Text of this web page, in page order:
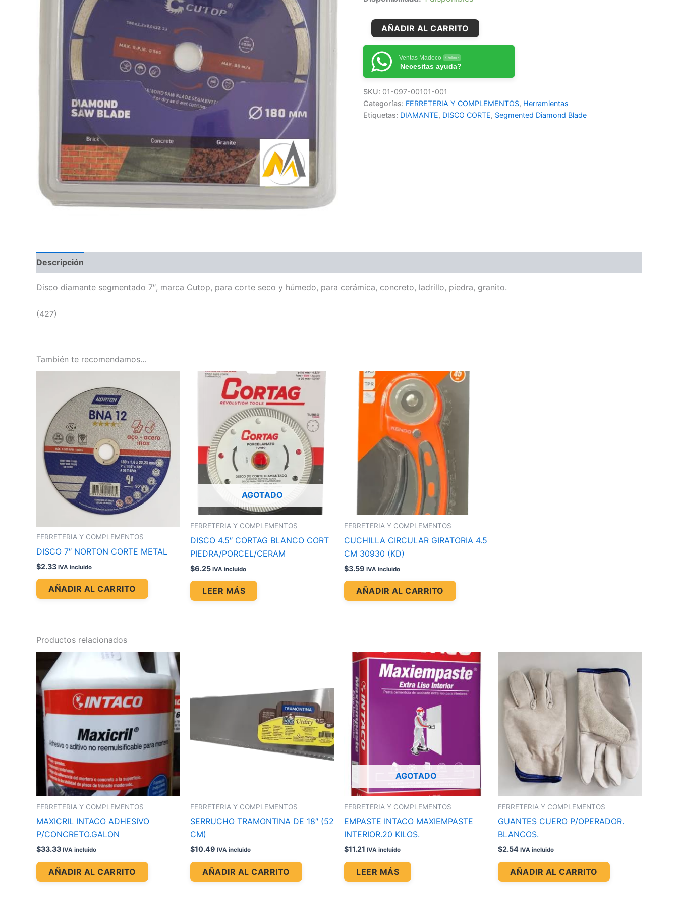
AÑADIR AL CARRITO
Ventas Madeco Online
Necesitas ayuda?
SKU: 01-097-00101-001
Categorías: FERRETERIA Y COMPLEMENTOS, Herramientas
Etiquetas: DIAMANTE, DISCO CORTE, Segmented Diamond Blade
Descripción
Disco diamante segmentado 7″, marca Cutop, para corte seco y húmedo, para cerámica, concreto, ladrillo, piedra, granito.
(427)
También te recomendamos…
FERRETERIA Y COMPLEMENTOS
DISCO 7″ NORTON CORTE METAL
$2.33 IVA incluido
AÑADIR AL CARRITO
AGOTADO
FERRETERIA Y COMPLEMENTOS
DISCO 4.5″ CORTAG BLANCO CORT
PIEDRA/PORCEL/CERAM
$6.25 IVA incluido
LEER MÁS
FERRETERIA Y COMPLEMENTOS
CUCHILLA CIRCULAR GIRATORIA 4.5
CM 30930 (KD)
$3.59 IVA incluido
AÑADIR AL CARRITO
Productos relacionados
FERRETERIA Y COMPLEMENTOS
MAXICRIL INTACO ADHESIVO
P/CONCRETO.GALON
$33.33 IVA incluido
AÑADIR AL CARRITO
FERRETERIA Y COMPLEMENTOS
SERRUCHO TRAMONTINA DE 18″ (52
CM)
$10.49 IVA incluido
AÑADIR AL CARRITO
AGOTADO
FERRETERIA Y COMPLEMENTOS
EMPASTE INTACO MAXIEMPASTE
INTERIOR.20 KILOS.
$11.21 IVA incluido
LEER MÁS
FERRETERIA Y COMPLEMENTOS
GUANTES CUERO P/OPERADOR.
BLANCOS.
$2.54 IVA incluido
AÑADIR AL CARRITO